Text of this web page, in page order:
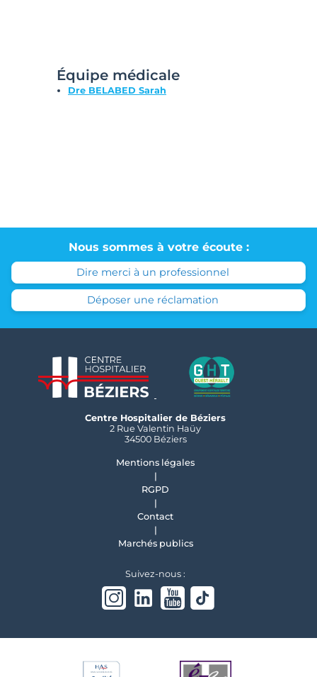
Équipe médicale
Dre BELABED Sarah
Nous sommes à votre écoute :
Dire merci à un professionnel
Déposer une réclamation
Centre Hospitalier de Béziers
2 Rue Valentin Haüy
34500 Béziers
Mentions légales
RGPD
Contact
Marchés publics
Suivez-nous :
Instagram
linkedin
Youtube
Tiktok